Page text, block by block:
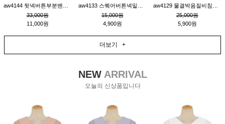
33,000원
11,000원
15,000원
4,900원
25,000원
5,900원
더보기 +
NEWARRIVAL
오늘의 신상품입니다